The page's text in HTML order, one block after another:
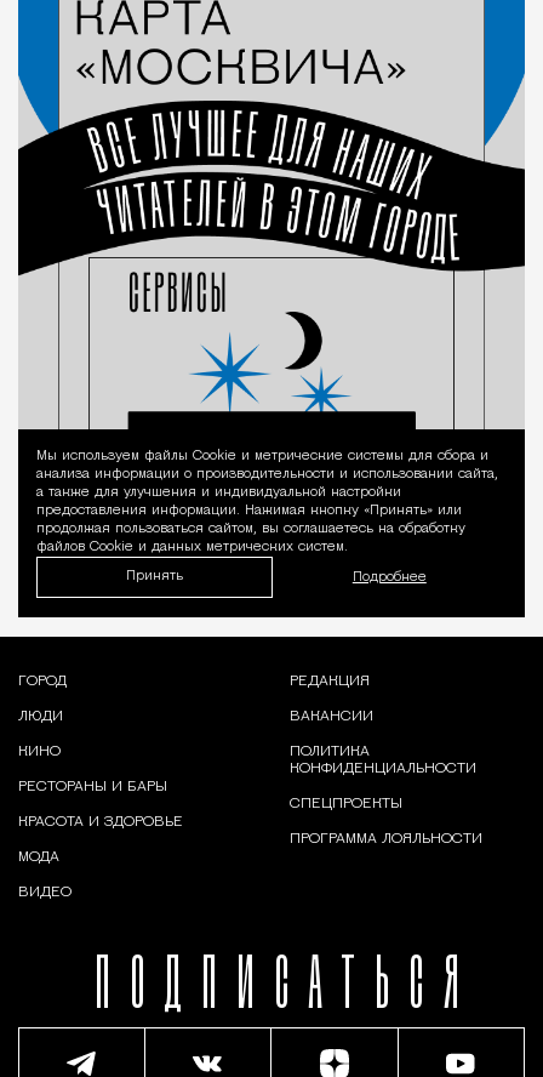
Уведомление
Мы используем файлы Сookie и метрические системы для сбора и
анализа информации о производительности и использовании сайта,
а также для улучшения и индивидуальной настройки
предоставления информации. Нажимая кнопку «Принять» или
продолжая пользоваться сайтом, вы соглашаетесь на обработку
файлов Cookie и данных метрических систем.
Принять Подробнее
ПОДПИСАТЬСЯ
ГОРОД
ЛЮДИ
КИНО
РЕСТОРАНЫ И БАРЫ
КРАСОТА И ЗДОРОВЬЕ
МОДА
ВИДЕО
РЕДАКЦИЯ
ВАКАНСИИ
ПОЛИТИКА
КОНФИДЕНЦИАЛЬНОСТИ
СПЕЦПРОЕКТЫ
ПРОГРАММА ЛОЯЛЬНОСТИ